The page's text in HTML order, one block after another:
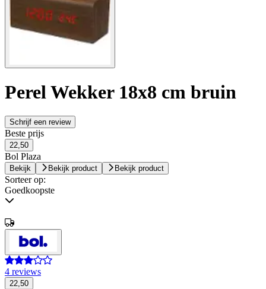
Perel Wekker 18x8 cm bruin
Schrijf een review
Beste prijs
22,50
Bol Plaza
Bekijk Bekijk product Bekijk product
Sorteer op:
Goedkoopste
4 reviews
22,50